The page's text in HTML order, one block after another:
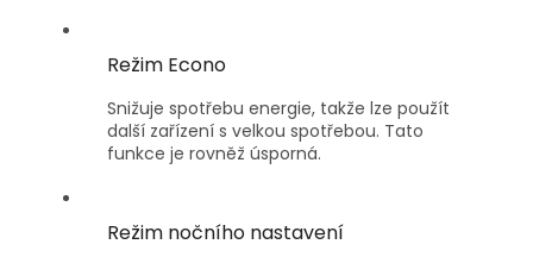
Režim Econo
Snižuje spotřebu energie, takže lze použít
další zařízení s velkou spotřebou. Tato
funkce je rovněž úsporná.
Režim nočního nastavení